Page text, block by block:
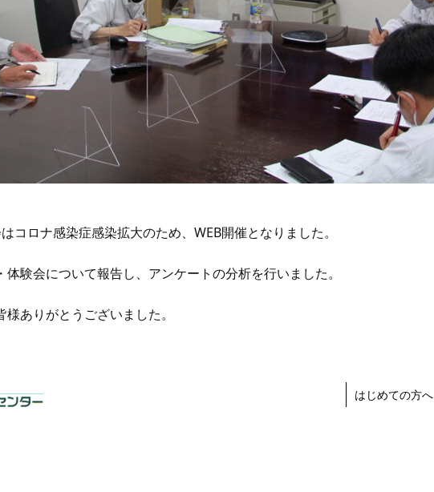
コロナ感染症感染拡大のため、WEB開催となりました。
験会について報告し、アンケートの分析を行いました。
ありがとうございました。
はじめての方へ